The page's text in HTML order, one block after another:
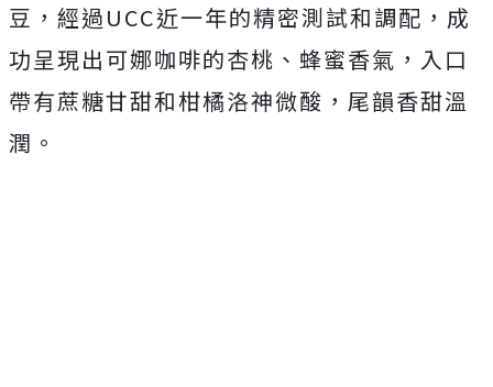
豆，經過UCC近一年的精密測試和調配，成
功呈現出可娜咖啡的杏桃、蜂蜜香氣，入口
帶有蔗糖甘甜和柑橘洛神微酸，尾韻香甜溫
潤。